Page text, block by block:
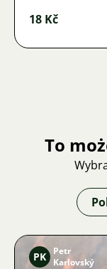
18 Kč
To
PK
Petr
Karlovský